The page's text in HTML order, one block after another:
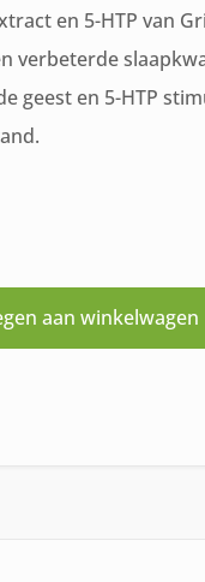
en 5-HTP van
verbeterde
geest en 5-HTP
aan winkelwagen